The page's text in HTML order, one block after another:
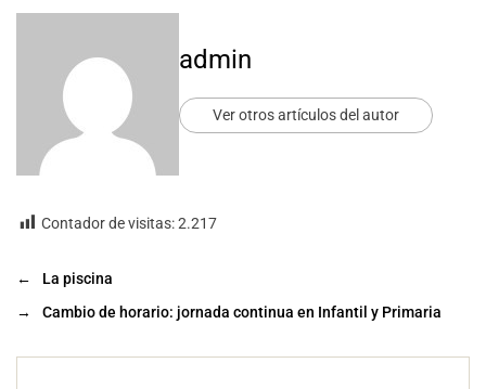
admin
Ver otros artículos del autor
Contador de visitas:2.217
←
La piscina
→
Cambio de horario: jornada continua en Infantil y Primaria